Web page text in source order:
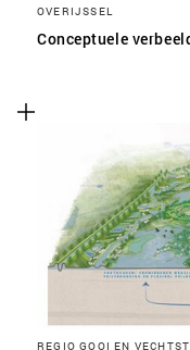
OVERIJSSEL
Conceptuele
REGIO GOOI EN